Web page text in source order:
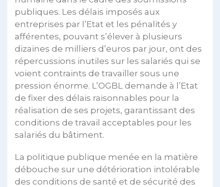
publiques. Les délais imposés aux
entreprises par l’Etat et les pénalités y
afférentes, pouvant s’élever à plusieurs
dizaines de milliers d’euros par jour, ont des
répercussions inutiles sur les salariés qui se
voient contraints de travailler sous une
pression énorme. L’OGBL demande à l’Etat
de fixer des délais raisonnables pour la
réalisation de ses projets, garantissant des
conditions de travail acceptables pour les
salariés du bâtiment.
La politique publique menée en la matière
débouche sur une détérioration intolérable
des conditions de santé et de sécurité des